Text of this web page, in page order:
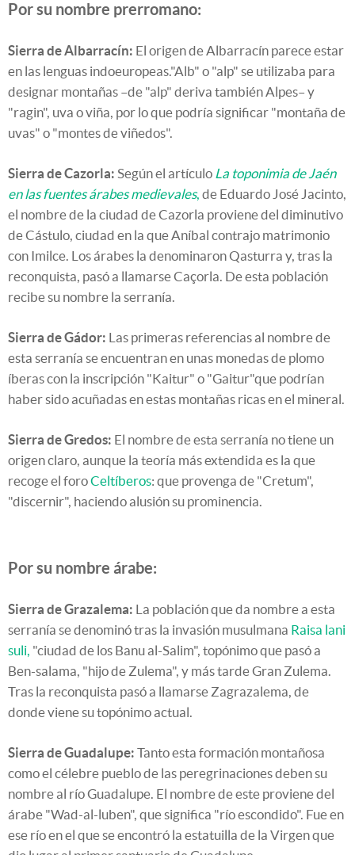
Por su nombre prerromano:
Sierra de Albarracín: El origen de Albarracín parece estar
en las lenguas indoeuropeas."Alb" o "alp" se utilizaba para
designar montañas –de "alp" deriva también Alpes– y
"ragin", uva o viña, por lo que podría significar "montaña de
uvas" o "montes de viñedos".
Sierra de Cazorla: Según el artículo La toponimia de Jaén
en las fuentes árabes medievales, de Eduardo José Jacinto,
el nombre de la ciudad de Cazorla proviene del diminutivo
de Cástulo, ciudad en la que Aníbal contrajo matrimonio
con Imilce. Los árabes la denominaron Qasturra y, tras la
reconquista, pasó a llamarse Caçorla. De esta población
recibe su nombre la serranía.
Sierra de Gádor: Las primeras referencias al nombre de
esta serranía se encuentran en unas monedas de plomo
íberas con la inscripción "Kaitur" o "Gaitur"que podrían
haber sido acuñadas en estas montañas ricas en el mineral.
Sierra de Gredos: El nombre de esta serranía no tiene un
origen claro, aunque la teoría más extendida es la que
recoge el foroCeltíberos: que provenga de "Cretum",
"discernir", haciendo alusión su prominencia.
Por su nombre árabe:
Sierra de Grazalema: La población que da nombre a esta
serranía se denominó tras la invasión musulmana Raisa lani
suli, "ciudad de los Banu al-Salim", topónimo que pasó a
Ben-salama, "hijo de Zulema", y más tarde Gran Zulema.
Tras la reconquista pasó a llamarse Zagrazalema, de
donde viene su topónimo actual.
Sierra de Guadalupe: Tanto esta formación montañosa
como el célebre pueblo de las peregrinaciones deben su
nombre al río Guadalupe. El nombre de este proviene del
árabe "Wad-al-luben", que significa "río escondido". Fue en
ese río en el que se encontró la estatuilla de la Virgen que